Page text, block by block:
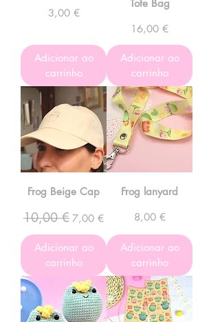
Preço
3,00 €
Adicionar ao
carrinho
Tote Bag
Preço
16,00 €
Adicionar ao
carrinho
Frog Beige Cap
Preço normal
10,00 € Preço promocional
7,00 €
Adicionar ao
carrinho
Frog lanyard
Preço
8,00 €
Adicionar ao
carrinho